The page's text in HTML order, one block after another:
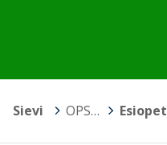
Sievi > OPS 2016 >